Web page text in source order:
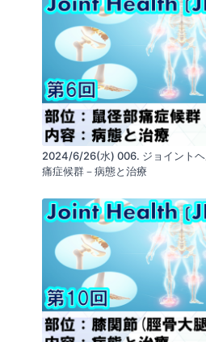
■KOKOKARA.onlineを運営する
ReaLine Seminars
https://
株式会社GLAB
https://
SNShttps://linktr.ee/GLABInc
リアライン・イノベーション研
https://realine.org/
2024/6/26(水) 006. ジョイント
痛症候群－病態と治療